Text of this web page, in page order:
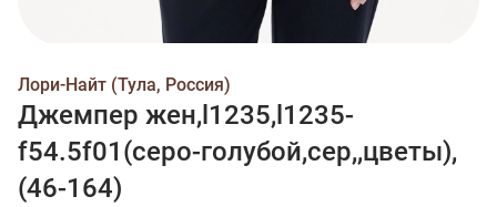
Лори-Найт (Тула, Россия)
Джемпер жен,l1235,l1235-
f54.5f01(серо-голубой,сер,,цветы),
(46-164)